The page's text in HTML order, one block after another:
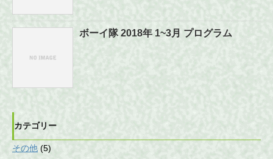
ボーイ隊 2018年 1~3月 プログラム
カテゴリー
その他 (5)